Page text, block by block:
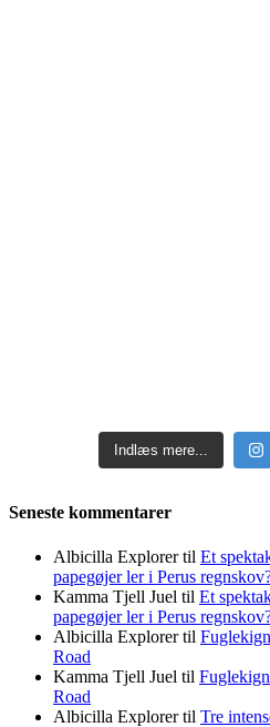
Indlæs mere...
Seneste kommentarer
Albicilla Explorertil Et
papegøjer ler i Perus
Kamma Tjell Juel til Et
papegøjer ler i Perus
Albicilla Explorertil
Road
Kamma Tjell Juel til
Road
Albicilla Explorertil Tre